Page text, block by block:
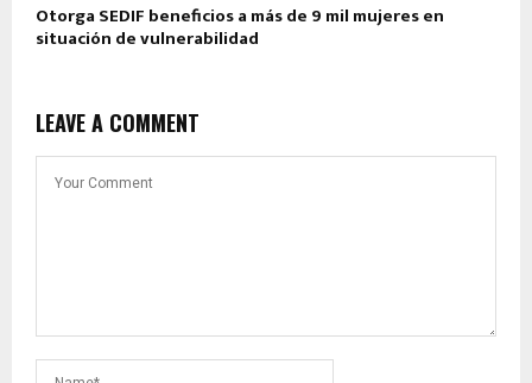
Otorga SEDIF beneficios a más de 9 mil mujeres en
situación de vulnerabilidad
LEAVE A COMMENT